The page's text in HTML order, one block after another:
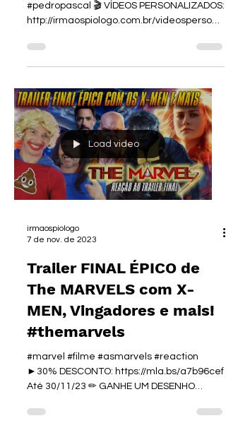
#pedropascal 🎬 VÍDEOS PERSONALIZADOS:
http://irmaospiologo.com.br/videospersona
Load video
irmaospiologo
7 de nov. de 2023
Trailer FINAL ÉPICO de
The MARVELS com X-
MEN, Vingadores e mais!
#themarvels
#marvel #filme #asmarvels #reaction
►30% DESCONTO: https://mla.bs/a7b96cef
Até 30/11/23 ✏ GANHE UM DESENHO